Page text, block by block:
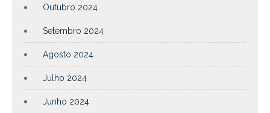
Outubro 2024
Setembro 2024
Agosto 2024
Julho 2024
Junho 2024